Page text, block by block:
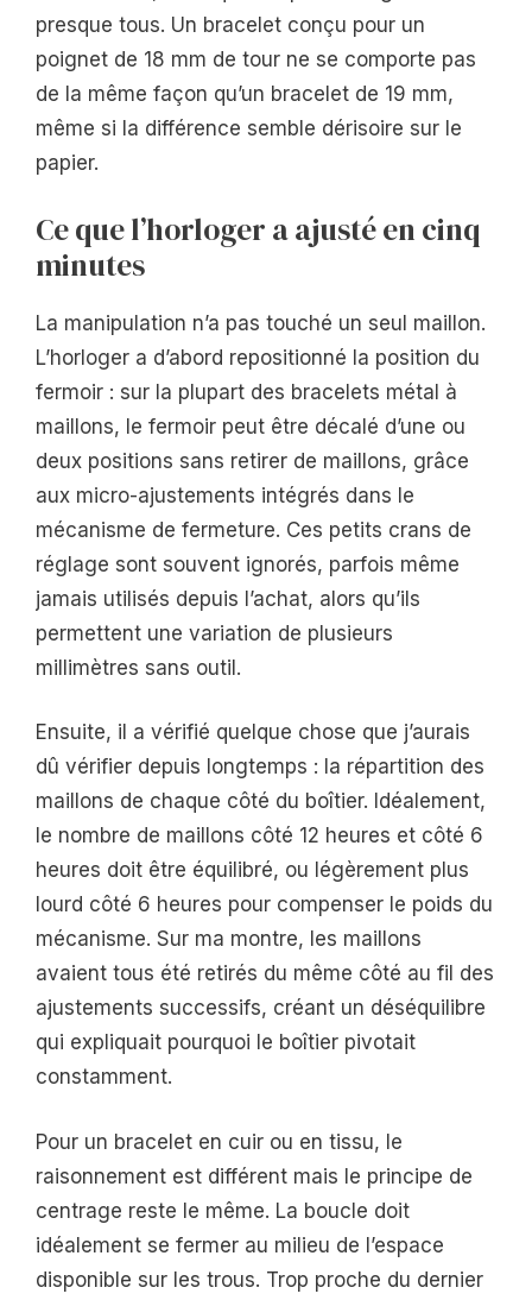
presque tous. Un bracelet conçu pour un
poignet de 18 mm de tour ne se comporte pas
de la même façon qu’un bracelet de 19 mm,
même si la différence semble dérisoire sur le
papier.
Ce que l’horloger a ajusté en cinq
minutes
La manipulation n’a pas touché un seul maillon.
L’horloger a d’abord repositionné la position du
fermoir : sur la plupart des bracelets métal à
maillons, le fermoir peut être décalé d’une ou
deux positions sans retirer de maillons, grâce
aux micro-ajustements intégrés dans le
mécanisme de fermeture. Ces petits crans de
réglage sont souvent ignorés, parfois même
jamais utilisés depuis l’achat, alors qu’ils
permettent une variation de plusieurs
millimètres sans outil.
Ensuite, il a vérifié quelque chose que j’aurais
dû vérifier depuis longtemps : la répartition des
maillons de chaque côté du boîtier. Idéalement,
le nombre de maillons côté 12 heures et côté 6
heures doit être équilibré, ou légèrement plus
lourd côté 6 heures pour compenser le poids du
mécanisme. Sur ma montre, les maillons
avaient tous été retirés du même côté au fil des
ajustements successifs, créant un déséquilibre
qui expliquait pourquoi le boîtier pivotait
constamment.
Pour un bracelet en cuir ou en tissu, le
raisonnement est différent mais le principe de
centrage reste le même. La boucle doit
idéalement se fermer au milieu de l’espace
disponible sur les trous. Trop proche du dernier